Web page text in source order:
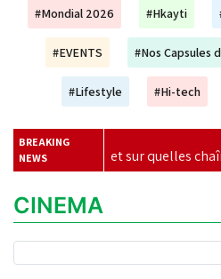
#Mondial 2026 #Hkayti
#EVENTS #Nos Capsules
#Lifestyle #Hi-tech
BREAKING
NEWSet sur quelles chaînes suivre
CINEMA